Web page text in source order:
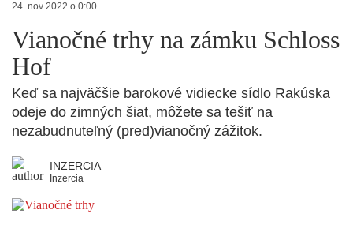
24. nov 2022 o 0:00
Vianočné trhy na zámku Schloss
Hof
Keď sa najväčšie barokové vidiecke sídlo Rakúska
odeje do zimných šiat, môžete sa tešiť na
nezabudnuteľný (pred)vianočný zážitok.
INZERCIA
Inzercia